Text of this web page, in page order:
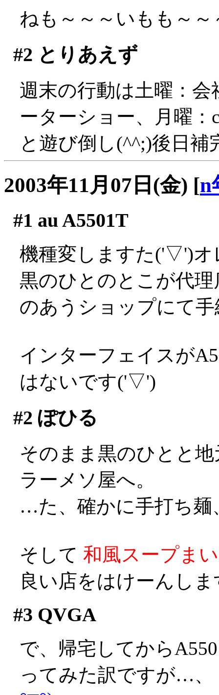
ねも～～～いもも～～
#2 とりあえず
週末の行動は土曜：
ーターショー、月曜：
と遊び倒し(^^;)後日補
2003年11月07日(金) [n
#1 au A5501T
機種変しますた('▽')オ
黒のひとのとこが代
のあうショップにて
インターフェイスが
はないです('▽')
#2 ぽひる
そのまま黒のひとと
ラーメソ屋へ。
…た、確かに手打ち麺
そして 和風スープま
良い店をはけーんし
#3 QVGA
で、帰宅してから
ってみた訳ですが…、